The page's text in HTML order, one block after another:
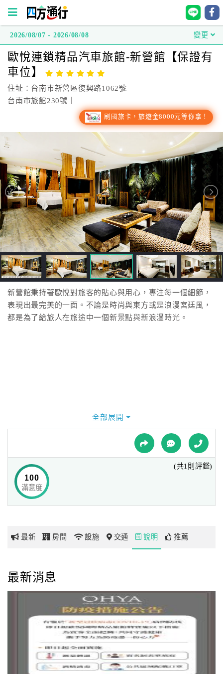
方
通
行
訂
訂
房
直
接
跟
飯
店
訂
房
HOT
租
網
紅
地
圖
2026/08/07 - 2026/08/08 變更
歐悅連鎖精品汽車旅館-新營館【保證有
車位】
住址：台南市新營區復興路1062號
台南市旅館230號｜
刷國旅卡，旅遊金8000元等你拿！
新營館秉持著歐悅對旅客的貼心與用心，專注每一個細節，
表現出最完美的一面。不論是時尚與東方或是浪漫宮廷風，
都是為了給旅人在旅途中一個新景點與新浪漫時光。
全部展開
100
滿意度
(共1則評鑑)
最新 房間 設施 交通 說明 推薦
最新消息